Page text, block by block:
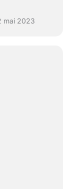
mai 2023